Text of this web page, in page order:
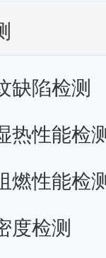
缺陷检测
热性能检
燃性能检
度检测